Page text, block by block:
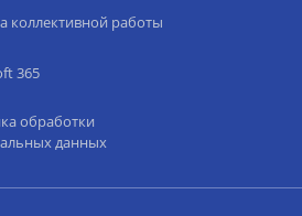
коллективной работы
365
обработки
данных